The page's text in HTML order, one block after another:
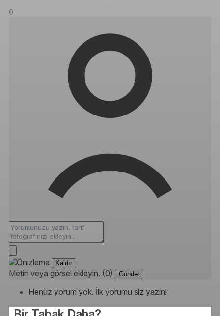
0
Kaldır
Metin veya görsel ekleyin. (0) Gönder
Henüz yorum yok. İlk yorumu siz yazın!